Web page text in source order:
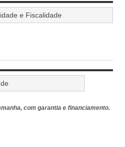
com garantia e financiamento.